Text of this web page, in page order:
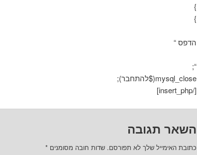
}
}
הדפס “
“;
mysql_close($להתחבר);
[/insert_php]
השאר תגובה
כתובת האימייל שלך לא תפורסם. שדות חובה מסומנים *